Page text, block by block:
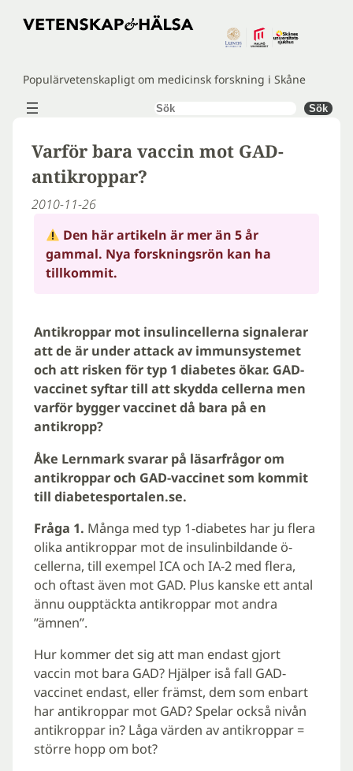
Hoppa
Populärvetenskapligt om medicinsk forskning i Skåne
Sök Sök
Varför bara vaccin mot GAD-
antikroppar?
2010-11-26
Den här artikeln är mer än 5 år
gammal. Nya forskningsrön kan ha
tillkommit.
Antikroppar mot insulincellerna signalerar
att de är under attack av immunsystemet
och att risken för typ 1 diabetes ökar. GAD-
vaccinet syftar till att skydda cellerna men
varför bygger vaccinet då bara på en
antikropp?
Åke Lernmark svarar på läsarfrågor om
antikroppar och GAD-vaccinet som kommit
till diabetesportalen.se.
Fråga 1. Många med typ 1-diabetes har ju flera
olika antikroppar mot de insulinbildande ö-
cellerna, till exempel ICA och IA-2 med flera,
och oftast även mot GAD. Plus kanske ett antal
ännu oupptäckta antikroppar mot andra
”ämnen”.
Hur kommer det sig att man endast gjort
vaccin mot bara GAD? Hjälper iså fall GAD-
vaccinet endast, eller främst, dem som enbart
har antikroppar mot GAD? Spelar också nivån
antikroppar in? Låga värden av antikroppar =
större hopp om bot?